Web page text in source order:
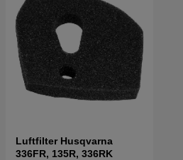
Luftfilter Husqvarna
336FR, 135R, 336RK